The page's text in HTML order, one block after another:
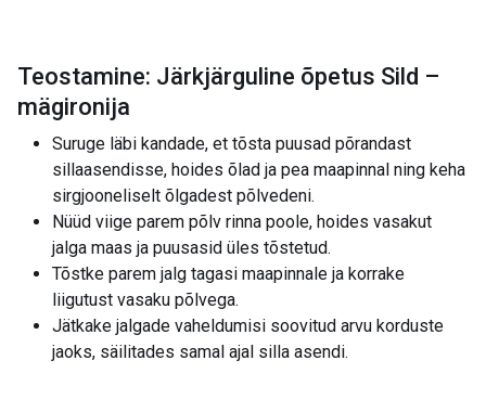
Teostamine: Järkjärguline õpetus Sild –
mägironija
Suruge läbi kandade, et tõsta puusad põrandast
sillaasendisse, hoides õlad ja pea maapinnal ning keha
sirgjooneliselt õlgadest põlvedeni.
Nüüd viige parem põlv rinna poole, hoides vasakut
jalga maas ja puusasid üles tõstetud.
Tõstke parem jalg tagasi maapinnale ja korrake
liigutust vasaku põlvega.
Jätkake jalgade vaheldumisi soovitud arvu korduste
jaoks, säilitades samal ajal silla asendi.